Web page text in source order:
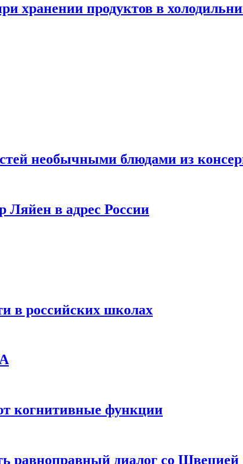
хранении продуктов в
необычными блюдами из
Ляйен в адрес России
в российских школах
когнитивные функции
равноправный диалог со Швецией